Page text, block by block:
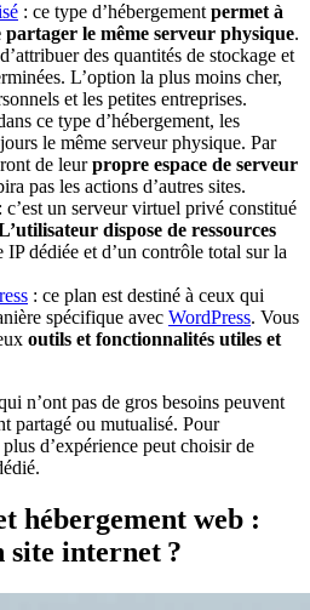
: ce type d’hébergement permet à
partager le même serveur physique.
des quantités de stockage et
L’option la plus moins cher,
et les petites entreprises.
ce type d’hébergement, les
le même serveur physique. Par
de leurpropre espace de serveur
pas les actions d’autres sites.
: c’est un serveur virtuel privé constitué
dispose de ressources
IP dédiée et d’un contrôle total sur la
: ce plan est destiné à ceux qui
spécifique avec WordPress. Vous
outils et fonctionnalités utiles et
n’ont pas de gros besoins peuvent
partagé ou mutualisé. Pour
d’expérience peut choisir de
hébergement web :
site internet ?